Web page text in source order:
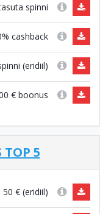
spinni
cashback
(eridiil)
€ boonus
TOP 5
€ (eridiil)